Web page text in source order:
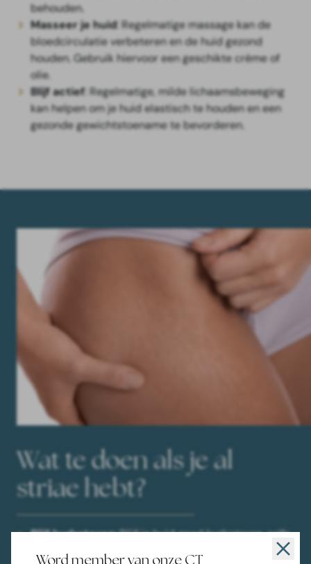
Word member van onze CT
behouden.
Masseer je huid: Regelmatige massage kan de
bloedcirculatie verbeteren en de huid gezond
houden. Gebruik hiervoor een geschikte crème of
olie.
Blijf actief: Regelmatige, milde lichaamsbeweging
kan helpen om je huid elastisch te houden en een
gezonde gewichtstoename te bevorderen.
Wat te doen als je al
striae hebt?
Blijf hydrateren: Blijf je huid goed hydrateren, zelfs
na de zwangerschap. Dit kan helpen om de